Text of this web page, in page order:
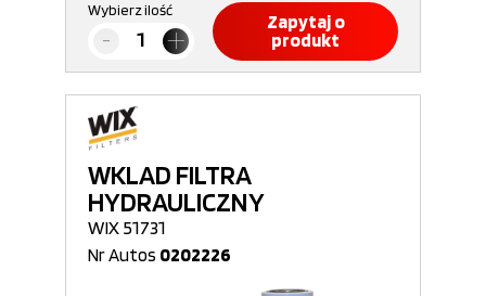
Wybierz ilość
Zapytaj o
produkt
WKLAD FILTRA
HYDRAULICZNY
WIX 51731
Nr Autos 0202226